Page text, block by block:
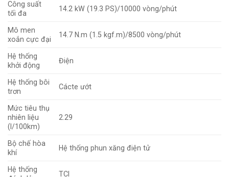
Công suất
tối đa
14.2 kW (19.3 PS)/10000 vòng/phút
Mô men
xoắn cực đại
14.7 N.m (1.5 kgf.m)/8500 vòng/phút
Hệ thống
khởi động
Điện
Hệ thống bôi
trơn
Cácte ướt
Mức tiêu thụ
nhiên liệu
(l/100km)
2.29
Bộ chế hòa
khí
Hệ thống phun xăng điện tử
Hệ thống
TCI